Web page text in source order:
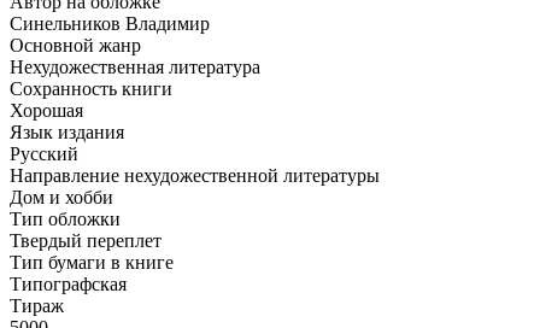
Синельников Владимир
Основной жанр
Нехудожественная литература
Сохранность книги
Хорошая
Язык издания
Русский
Направление нехудожественной литературы
Дом и хобби
Тип обложки
Твердый переплет
Тип бумаги в книге
Типографская
Тираж